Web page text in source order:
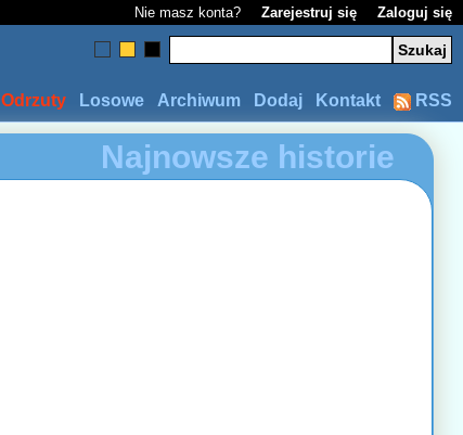
Nie masz konta? Zarejestruj się Zaloguj się
RSS
Kontakt
Dodaj
Archiwum
Losowe
Odrzuty
Najnowsze historie